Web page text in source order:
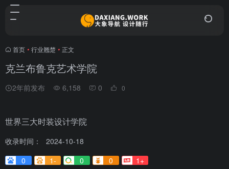
首页 • 行业翘楚 • 正文
克兰布鲁克艺术学院
2年前发布 6,158 0 0
世界三大时装设计学院
收录时间：
2024-10-18
0
1- 0 0 1+